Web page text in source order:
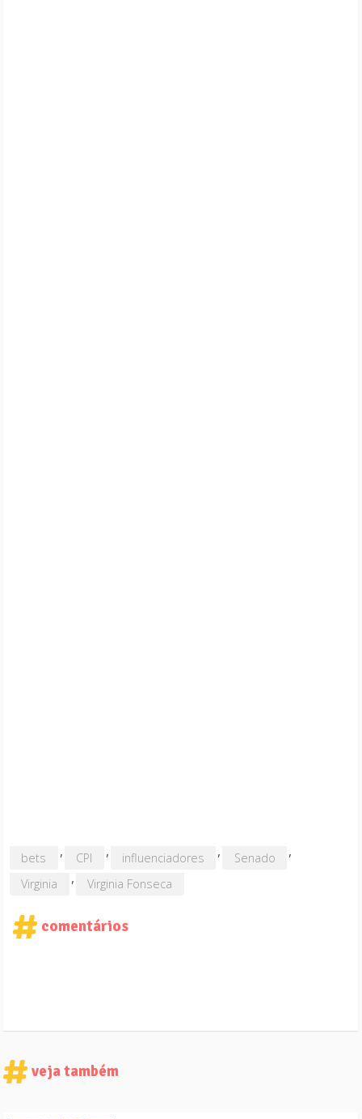
bets , CPI , influenciadores , Senado ,
Virginia , Virginia Fonseca
comentários
veja também